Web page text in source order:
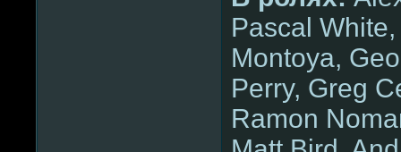
Pascal
Montoya,
Perry, Greg
Ramon